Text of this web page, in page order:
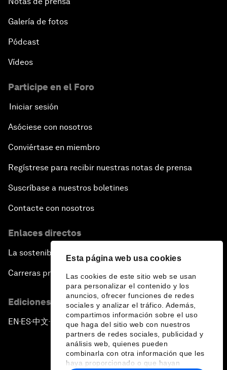
Esta página web usa cookies
Las cookies de este sitio web se usan
para personalizar el contenido y los
anuncios, ofrecer funciones de redes
sociales y analizar el tráfico. Además,
compartimos información sobre el uso
que haga del sitio web con nuestros
partners de redes sociales, publicidad y
análisis web, quienes pueden
combinarla con otra información que les
haya proporcionado o que hayan
Galería de fotos
Pódcast
Vídeos
Participe en el Foro
Iniciar sesión
Asóciese con nosotros
Conviértase en miembro
Regístrese para recibir nuestras notas de prensa
Suscríbase a nuestros boletines
Contacte con nosotros
Enlaces directos
La sostenibilidad en el Foro
Carreras profesionales
Ediciones en otros idiomas
EN ▪ES▪中文▪ 日本語